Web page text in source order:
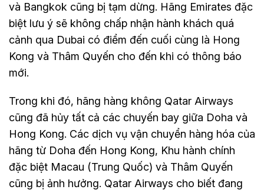
và Bangkok cũng bị tạm dừng. Hãng Emirates đặc
biệt lưu ý sẽ không chấp nhận hành khách quá
cảnh qua Dubai có điểm đến cuối cùng là Hong
Kong và Thâm Quyến cho đến khi có thông báo
mới.
Trong khi đó, hãng hàng không Qatar Airways
cũng đã hủy tất cả các chuyến bay giữa Doha và
Hong Kong. Các dịch vụ vận chuyển hàng hóa của
hãng từ Doha đến Hong Kong, Khu hành chính
đặc biệt Macau (Trung Quốc) và Thâm Quyến
cũng bị ảnh hưởng. Qatar Airways cho biết đang